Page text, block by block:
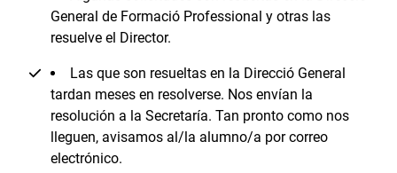
General de Formació Professional y otras las
resuelve el Director.
Las que son resueltas en la Direcció General
tardan meses en resolverse. Nos envían la
resolución a la Secretaría. Tan pronto como nos
lleguen, avisamos al/la alumno/a por correo
electrónico.